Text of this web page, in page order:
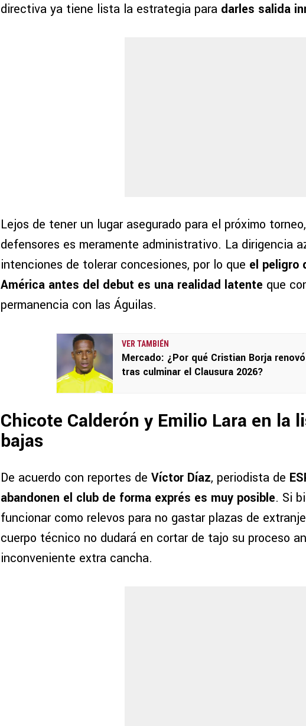
directiva ya tiene lista la estrategia para darles salida
Lejos de tener un lugar asegurado para el próximo
defensores es meramente administrativo. La dirigencia
intenciones de tolerar concesiones, por lo que el peligro
América antes del debut es una realidad latente que
permanencia con las Águilas.
VER TAMBIÉN
Mercado: ¿Por qué Cristian Borja
tras culminar el Clausura 2026?
Chicote Calderón y Emilio Lara en la
bajas
De acuerdo con reportes de Víctor Díaz, periodista de
abandonen el club de forma exprés es muy posible. Si
funcionar como relevos para no gastar plazas de
cuerpo técnico no dudará en cortar de tajo su proceso
inconveniente extra cancha.